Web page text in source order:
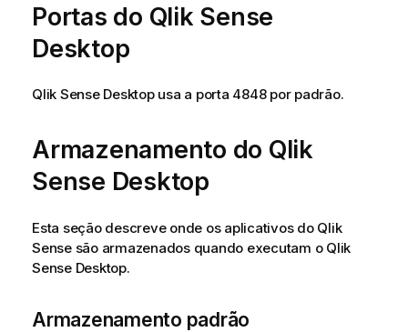
Portas do Qlik Sense
Desktop
Qlik Sense Desktopusa a porta 4848 por padrão.
Armazenamento do Qlik
Sense Desktop
Esta seção descreve onde os aplicativos do Qlik
Sensesão armazenados quando executam o Qlik
Sense Desktop.
Armazenamento padrão